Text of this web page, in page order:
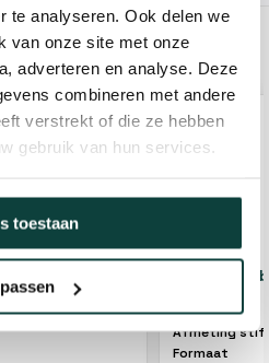
te analyseren. Ook delen we
van onze site met onze
adverteren en analyse. Deze
combineren met andere
verstrekt of die ze hebben
gebruik van hun services.
toestaan
/ 1.7 pk Kibani
Afmeting
Formaat